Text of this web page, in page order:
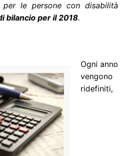
le persone con disabilità
bilancio per il 2018.
Ogni anno
vengono
ridefiniti,